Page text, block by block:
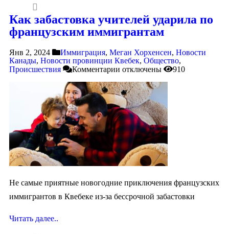
Как забастовка учителей ударила по
французским иммигрантам
Янв 2, 2024 Иммиграция, Меган Хорхенсен, Новости
Канады, Новости провинции Квебек, Общество,
Происшествия
Комментарии отключены 910
Не самые приятные новогодние приключения французских
иммигрантов в Квебеке из-за бессрочной забастовки
Читать далее..